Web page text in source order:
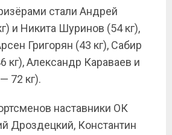
стали Андрей
и Никита Шуринов (54 кг),
Григорян (43 кг), Сабир
кг), Александр Караваев и
72 кг).
наставники ОК
Дроздецкий, Константин